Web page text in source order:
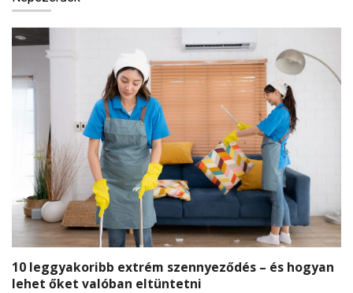
10 leggyakoribb extrém szennyeződés – és hogyan
lehet őket valóban eltüntetni